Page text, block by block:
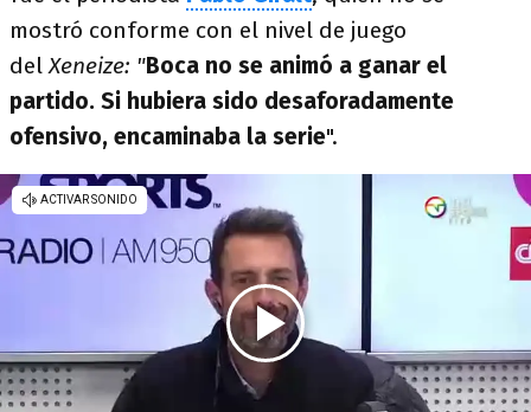
mostró conforme con el nivel de juego
delXeneize: "Boca no se animó a ganar el
partido. Si hubiera sido desaforadamente
ofensivo, encaminaba la serie".